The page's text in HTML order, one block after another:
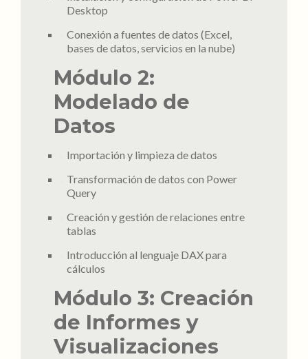
Desktop
Conexión a fuentes de datos (Excel,
bases de datos, servicios en la nube)
Módulo 2:
Modelado de
Datos
Importación y limpieza de datos
Transformación de datos con Power
Query
Creación y gestión de relaciones entre
tablas
Introducción al lenguaje DAX para
cálculos
Módulo 3: Creación
de Informes y
Visualizaciones